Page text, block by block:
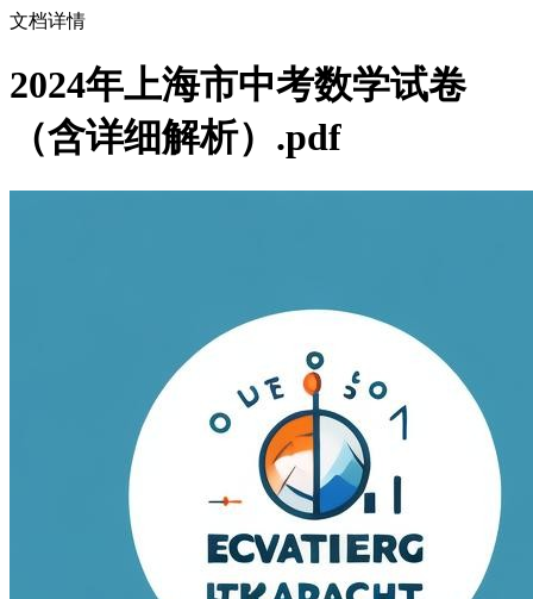
文档详情
2024年上海市中考数学试卷
（含详细解析）.pdf